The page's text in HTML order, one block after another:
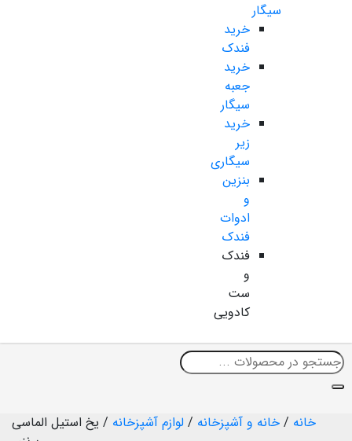
سیگار
خرید
فندک
خرید
جعبه
سیگار
خرید
زیر
سیگاری
بنزین
و
ادوات
فندک
فندک
و
ست
کادویی
خانه / خانه و آشپزخانه / لوازم آشپزخانه / یخ استیل الماسی